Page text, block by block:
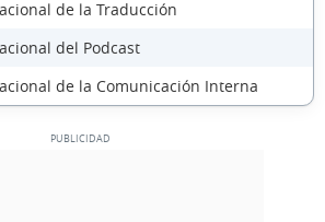
de la Traducción
del Podcast
de la Comunicación Interna